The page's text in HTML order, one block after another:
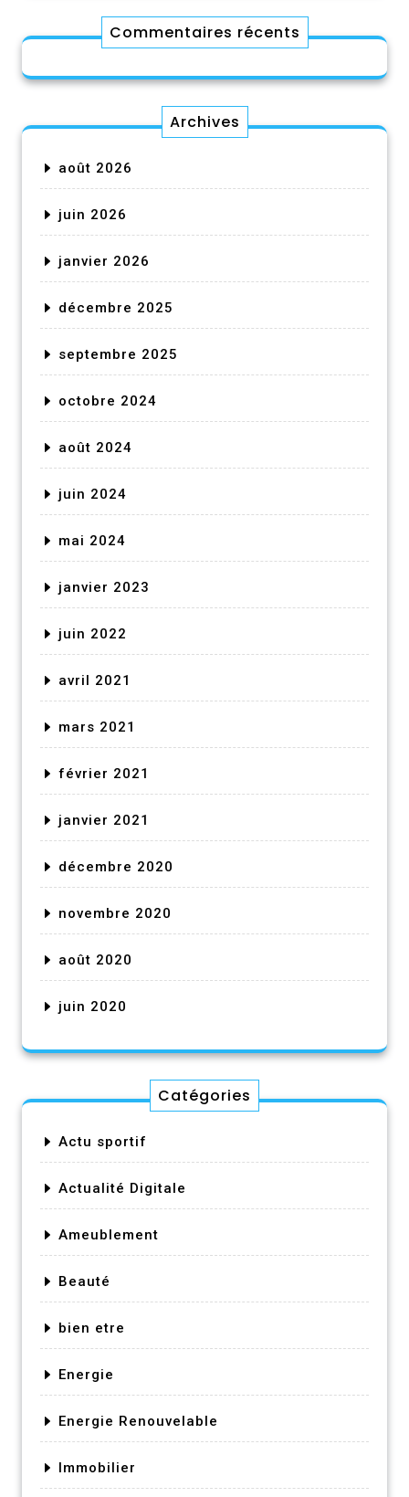
Commentaires récents
Archives
août 2026
juin 2026
janvier 2026
décembre 2025
septembre 2025
octobre 2024
août 2024
juin 2024
mai 2024
janvier 2023
juin 2022
avril 2021
mars 2021
février 2021
janvier 2021
décembre 2020
novembre 2020
août 2020
juin 2020
Catégories
Actu sportif
Actualité Digitale
Ameublement
Beauté
bien etre
Energie
Energie Renouvelable
Immobilier